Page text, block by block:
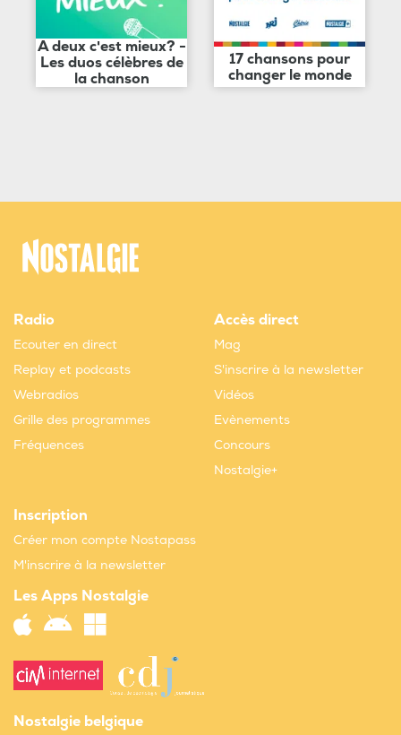
A deux c'est mieux? -
Les duos célèbres de
la chanson
17 chansons pour
changer le monde
Radio
Ecouter en direct
Replay et podcasts
Webradios
Grille des programmes
Fréquences
Accès direct
Mag
S'inscrire à la newsletter
Vidéos
Evènements
Concours
Nostalgie+
Inscription
Créer mon compte Nostapass
M'inscrire à la newsletter
Les Apps Nostalgie
Nostalgie belgique